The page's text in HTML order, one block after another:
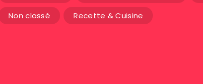
Non classé Recette & Cuisine